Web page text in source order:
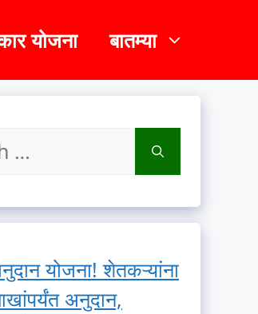
योजना बातम्या
योजना! शेतकऱ्यांना
अनुदान,